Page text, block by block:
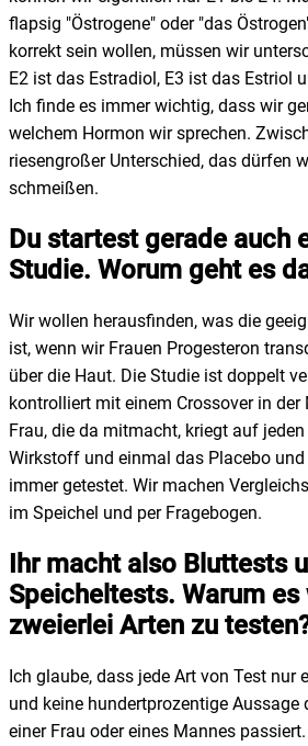
flapsig "Östrogene" oder "das
korrekt sein wollen, müssen wir
E2 ist das Estradiol, E3 ist das Estriol
Ich finde es immer wichtig, dass wir
welchem Hormon wir sprechen.
riesengroßer Unterschied, das dürfen
schmeißen.
Du startest gerade auch
Studie. Worum geht es
Wir wollen herausfinden, was die
ist, wenn wir Frauen Progesteron
über die Haut. Die Studie ist doppelt
kontrolliert mit einem Crossover in der
Frau, die da mitmacht, kriegt auf
Wirkstoff und einmal das Placebo
immer getestet. Wir machen
im Speichel und per Fragebogen.
Ihr macht also Bluttests
Speicheltests. Warum
zweierlei Arten zu
Ich glaube, dass jede Art von Test nur
und keine hundertprozentige Aussage
einer Frau oder eines Mannes